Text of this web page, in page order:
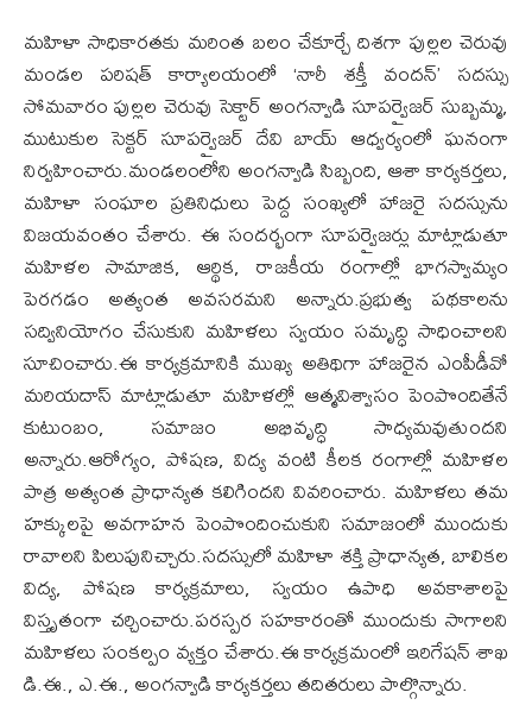
మహిళా సాధికారతకు మరింత బలం చేకూర్చే దిశగా పుల్లల చెరువు
మండల పరిషత్ కార్యాలయంలో ‘నారీ శక్తీ వందన్’ సదస్సు
సోమవారం పుల్లల చెరువు సెక్టార్ అంగన్వాడి సూపర్వైజర్ సుబ్బమ్మ,
ముటుకుల సెక్టర్ సూపర్వైజర్ దేవి బాయ్ ఆధ్వర్యంలో ఘనంగా
నిర్వహించారు.మండలంలోని అంగన్వాడి సిబ్బంది, ఆశా కార్యకర్తలు,
మహిళా సంఘాల ప్రతినిధులు పెద్ద సంఖ్యలో హాజరై సదస్సును
విజయవంతం చేశారు. ఈ సందర్భంగా సూపర్వైజర్లు మాట్లాడుతూ
మహిళల సామాజిక, ఆర్థిక, రాజకీయ రంగాల్లో భాగస్వామ్యం
పెరగడం అత్యంత అవసరమని అన్నారు.ప్రభుత్వ పథకాలను
సద్వినియోగం చేసుకుని మహిళలు స్వయం సమృద్ధి సాధించాలని
సూచించారు.ఈ కార్యక్రమానికి ముఖ్య అతిథిగా హాజరైన ఎంపీడీవో
మరియదాస్ మాట్లాడుతూ మహిళల్లో ఆత్మవిశ్వాసం పెంపొందితేనే
కుటుంబం, సమాజం అభివృద్ధి సాధ్యమవుతుందని
అన్నారు.ఆరోగ్యం, పోషణ, విద్య వంటి కీలక రంగాల్లో మహిళల
పాత్ర అత్యంత ప్రాధాన్యత కలిగిందని వివరించారు. మహిళలు తమ
హక్కులపై అవగాహన పెంపొందించుకుని సమాజంలో ముందుకు
రావాలని పిలుపునిచ్చారు.సదస్సులో మహిళా శక్తి ప్రాధాన్యత, బాలికల
విద్య, పోషణ కార్యక్రమాలు, స్వయం ఉపాధి అవకాశాలపై
విస్తృతంగా చర్చించారు.పరస్పర సహకారంతో ముందుకు సాగాలని
మహిళలు సంకల్పం వ్యక్తం చేశారు.ఈ కార్యక్రమంలో ఇరిగేషన్ శాఖ
డి.ఈ., ఎ.ఈ., అంగన్వాడి కార్యకర్తలు తదితరులు పాల్గొన్నారు.